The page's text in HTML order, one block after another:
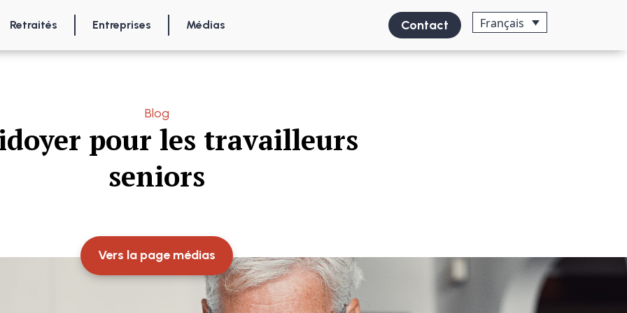
Retraités Entreprises Médias Contact Français
Blog
pour les travailleurs
seniors
Vers la page médias